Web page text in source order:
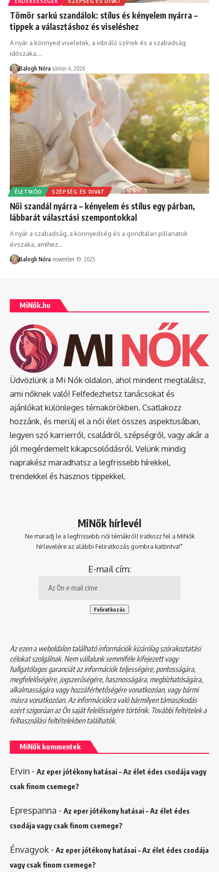
Tömör sarkú szandálok: stílus és kényelem nyárra –
tippek a választáshoz és viseléshez
A nyár a könnyed viseletek, a vibráló színek és a szabadság
időszaka.…
Balogh Nóra június 4, 2026
ÉLETMÓD SZÉPSÉG ÉS DIVAT
Női szandál nyárra – kényelem és stílus egy párban,
lábbarát választási szempontokkal
A nyár a szabadság, a könnyedség és a gondtalan pillanatok
évszaka, amihez…
Balogh Nóra november 19, 2025
MiNők.hu
Üdvözlünk a Mi Nők oldalon, ahol mindent megtalálsz,
ami nőknek való! Felfedezhetsz tanácsokat és
ajánlókat különleges témakörökben. Csatlakozz
hozzánk, és merülj el a női élet összes aspektusában,
legyen szó karrierről, családról, szépségről, vagy akár a
jól megérdemelt kikapcsolódásról. Velünk mindig
naprakész maradhatsz a legfrissebb hírekkel,
trendekkel és hasznos tippekkel.
MiNők hírlevél
Ne maradj le a legfrissebb női témákról! Iratkozz fel a MiNők
hírlevelére az alábbi Feliratkozás gombra kattintva!"
E-mail cím:
Az ezen a weboldalon található információk kizárólag szórakoztatási
célokat szolgálnak. Nem vállalunk semmiféle kifejezett vagy
hallgatólagos garanciát az információk teljességére, pontosságára,
megfelelőségére, jogszerűségére, hasznosságára, megbízhatóságára,
alkalmasságára vagy hozzáférhetőségére vonatkozóan, vagy bármi
másra vonatkozóan. Az információkra való bármilyen támaszkodás
ezért szigorúan az Ön saját felelősségére történik. További feltételek a
felhasználási feltételekbentalálhatók.
MiNők kommentek
Ervin - Az eper jótékony hatásai – Az élet édes csodája vagy
csak finom csemege?
Eprespanna - Az eper jótékony hatásai – Az élet édes
csodája vagy csak finom csemege?
Énvagyok - Az eper jótékony hatásai – Az élet édes csodája
vagy csak finom csemege?